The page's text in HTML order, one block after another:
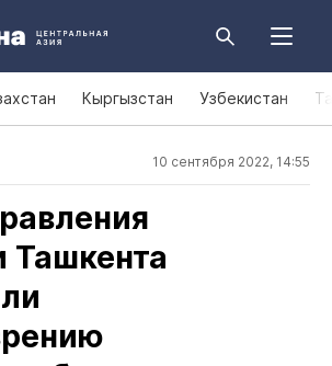
Кыргызстан Узбекистан
10 сентября 2022, 14:55
Ташкента